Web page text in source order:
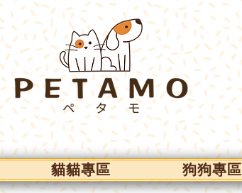
貓貓專區 狗狗專區